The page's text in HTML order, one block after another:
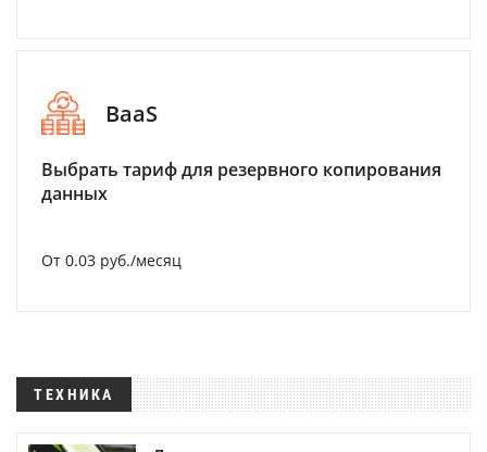
BaaS
Выбрать тариф для резервного копирования
данных
От 0.03 руб./месяц
ТЕХНИКА